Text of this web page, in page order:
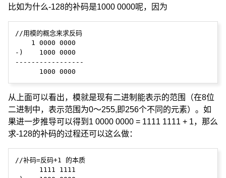
比如为什么-128的补码是1000 0000呢，因为
//用模的概念来求反码
    1 0000 0000
-)    1000 0000
-----------------
从上面可以看出，模就是现有二进制能表示的范围（在8位
二进制中，表示范围为0～255,即256个不同的元素）。如
果进一步推导可以得到1 0000 0000 = 1111 1111 + 1，那么
求-128的补码的过程还可以这么做：
//补码=反码+1 的本质
      1111 1111